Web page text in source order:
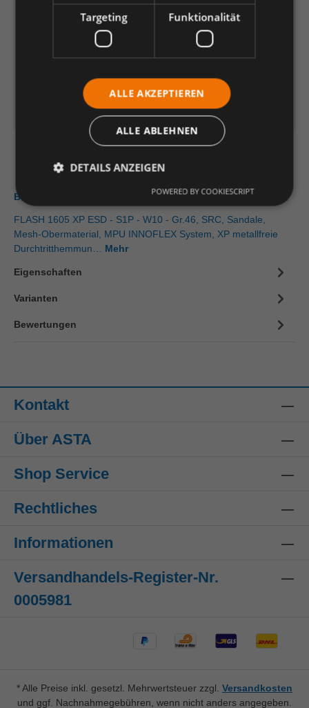
Anzahl verringern Anzahl erhöhen
In den Warenkorb
Artikelinformationen herunterladen
Beschreibung
FLASH 1605 XP ESD - S1P - W10 - Gr.46, SRC, Sandale,
Mesh-Obermaterial, MPU INNOFLEX System, XP metallfreie
Durchtritthemmun… Mehr
Eigenschaften
Varianten
Bewertungen
Kontakt
Über ASTA
Shop Service
Rechtliches
Informationen
Versandhandels-Register-Nr.
0005981
* Alle Preise inkl. gesetzl. Mehrwertsteuer zzgl. Versandkosten
und ggf. Nachnahmegebühren, wenn nicht anders angegeben.
Targeting Funktionalität
ALLE AKZEPTIEREN
ALLE ABLEHNEN
DETAILS ANZEIGEN
POWERED BY COOKIESCRIPT